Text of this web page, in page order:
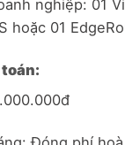
nghiệp: 01
hoặc 01